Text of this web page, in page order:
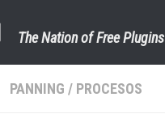
The Nation of Free Plugins
PANNING / PROCESOS